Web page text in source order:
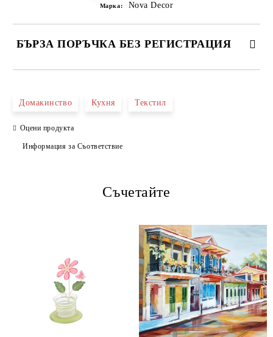
Марка: Nova Decor
БЪРЗА ПОРЪЧКА БЕЗ РЕГИСТРАЦИЯ
Ние ще се свържем с вас в рамките на работния ден.
Домакинство Кухня Текстил
Оцени продукта
Информация за Съответствие
Съчетайте